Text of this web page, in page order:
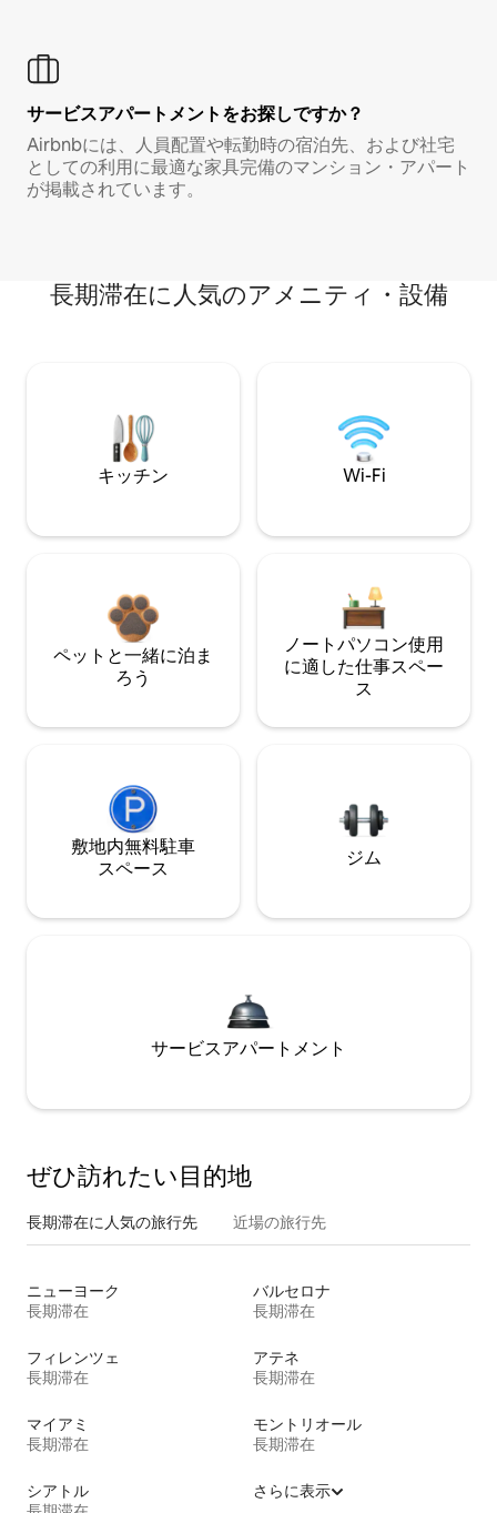
サービスアパートメントをお探しですか？
Airbnbには、人員配置や転勤時の宿泊先、および社宅
としての利用に最適な家具完備のマンション・アパート
が掲載されています。
長期滞在に人気のアメニティ・設備
キッチン Wi-Fi
ペットと一緒に泊ま
ろう
ノートパソコン使用
に適した仕事スペー
ス
敷地内無料駐⁠車
ス⁠ペ⁠ー⁠ス
ジム
サービスアパートメント
ぜひ訪⁠れ⁠た⁠い目⁠的⁠地
長期滞在に人気の旅行先 近場の旅行先
ニューヨーク
長期滞在
バルセロナ
長期滞在
フィレンツェ
長期滞在
アテネ
長期滞在
マイアミ
長期滞在
モントリオール
長期滞在
シアトル
さらに表示